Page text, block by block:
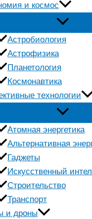
и космос
Астробиология
Астрофизика
Планетология
Космонавтика
технологии
Атомная энергетика
Альтернативная
Гаджеты
Искусственный
Строительство
Транспорт
и дроны